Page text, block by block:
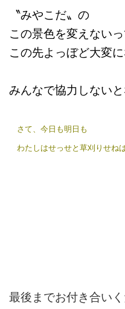
〝みやこだ〟の
この景色を変えない
この先よっぼど大変
みんなで協力しない
さて、今日も明日も
わたしはせっせと草刈りせね
最後までお付き合い